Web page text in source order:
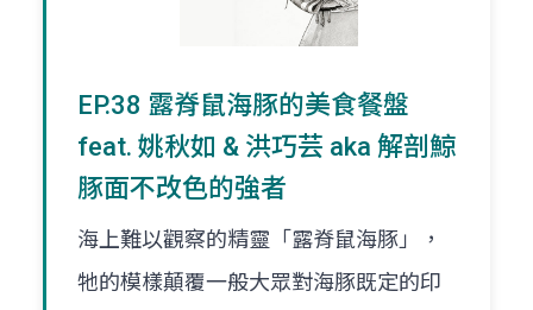
EP.38 露脊鼠海豚的美食餐盤
feat. 姚秋如 & 洪巧芸 aka 解剖鯨
豚面不改色的強者
海上難以觀察的精靈「露脊鼠海豚」，
牠的模樣顛覆一般大眾對海豚既定的印